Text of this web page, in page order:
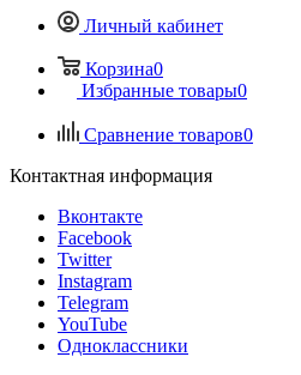
Личный кабинет
Корзина0
Избранные товары0
Сравнение товаров0
Контактная информация
Вконтакте
Facebook
Twitter
Instagram
Telegram
YouTube
Одноклассники